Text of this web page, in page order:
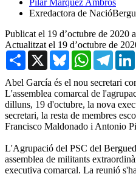
Exredactora de
Publicat el 19 d’octubre de 2020
Actualitzat el 19 d’octubre de
Share X BlueskyWhatsApp
Abel García és el nou secretari
L'assemblea comarcal de
dilluns, 19 d'octubre, la nova
secretari, la resta de membres
Francisco Maldonado i Antonio
L'Agrupació del PSC del
assemblea de militants
executiva comarcal. La reunió